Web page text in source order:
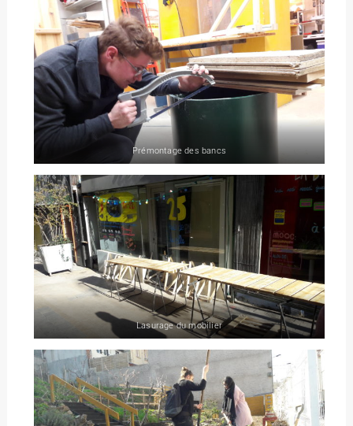
Prémontage des bancs
Lasurage du mobilier